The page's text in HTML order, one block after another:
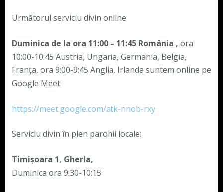
Următorul serviciu divin online
Duminica de la ora 11:00 – 11:45România , ora
10:00-10:45 Austria, Ungaria, Germania, Belgia,
Franța, ora 9:00-9:45 Anglia, Irlanda suntem online pe
Google Meet
https://meet.google.com/atk-nnob-rxy
Serviciu divin în plen parohii locale:
Timișoara 1, Gherla,
Duminica ora 9:30-10:15